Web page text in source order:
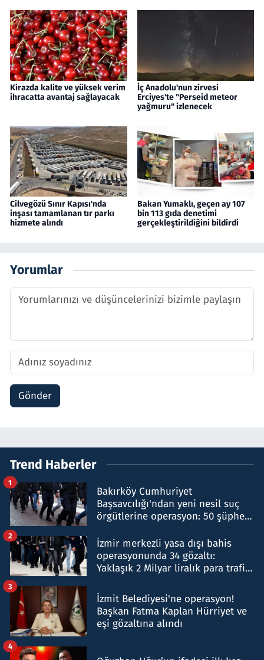
Kirazda kalite ve yüksek verim
ihracatta avantaj sağlayacak
İç Anadolu'nun zirvesi
Erciyes'te "Perseid meteor
yağmuru" izlenecek
Cilvegözü Sınır Kapısı'nda
inşası tamamlanan tır parkı
hizmete alındı
Bakan Yumaklı, geçen ay 107
bin 113 gıda denetimi
gerçekleştirildiğini bildirdi
Yorumlar
Gönder
Trend Haberler
Bakırköy Cumhuriyet
Başsavcılığı'ndan yeni nesil suç
örgütlerine operasyon: 50 şüpheli
1
İzmir merkezli yasa dışı bahis
operasyonunda 34 gözaltı:
Yaklaşık 2 Milyar liralık para trafiği
2
İzmit Belediyesi'ne operasyon!
Başkan Fatma Kaplan Hürriyet ve
eşi gözaltına alındı
3
4